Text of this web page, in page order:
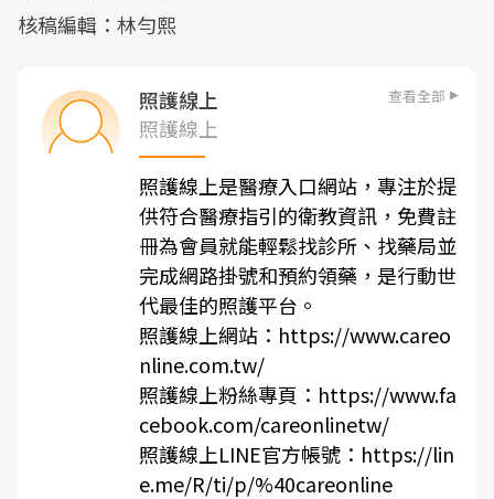
核稿編輯：林勻熙
照護線上 查看全部
照護線上
照護線上是醫療入口網站，專注於提
供符合醫療指引的衛教資訊，免費註
冊為會員就能輕鬆找診所、找藥局並
完成網路掛號和預約領藥，是行動世
代最佳的照護平台。
照護線上網站： https://www.careo
nline.com.tw/
照護線上粉絲專頁： https://www.fa
cebook.com/careonlinetw/
照護線上LINE官方帳號： https://lin
e.me/R/ti/p/%40careonline